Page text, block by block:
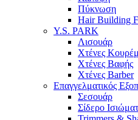
Πύκνωση
Hair Building
Y.S. PARK
Λισουάρ
Χτένες
Χτένες Βαφής
Χτένες Barber
Επαγγελματικός
Σεσουάρ
Σίδερο